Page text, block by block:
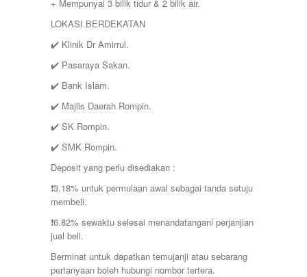
+ Mempunyai 3 bilik tidur & 2 bilik air.
LOKASI BERDEKATAN
✔️ Klinik Dr Amirrul.
✔️ Pasaraya Sakan.
✔️ Bank Islam.
✔️ Majlis Daerah Rompin.
✔️ SK Rompin.
✔️ SMK Rompin.
Deposit yang perlu disediakan :
❗️3.18% untuk permulaan awal sebagai tanda setuju
membeli.
❗️6.82% sewaktu selesai menandatangani perjanjian
jual beli.
Berminat untuk dapatkan temujanji atau sebarang
pertanyaan boleh hubungi nombor tertera.